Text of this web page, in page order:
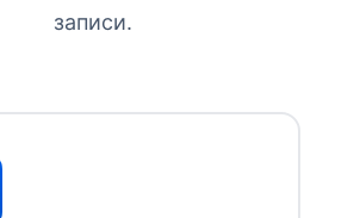
записи.